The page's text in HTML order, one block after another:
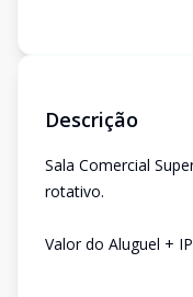
Descrição
Sala Comercial
rotativo.
Valor do Aluguel +